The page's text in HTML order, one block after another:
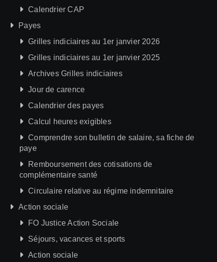
Calendrier CAP
Payes
Grilles indiciaires au 1er janvier 2026
Grilles indiciaires au 1er janvier 2025
Archives Grilles indiciaires
Jour de carence
Calendrier des payes
Calcul heures exigibles
Comprendre son bulletin de salaire, sa fiche de
paye
Remboursement des cotisations de
complémentaire santé
Circulaire relative au régime indemnitaire
Action sociale
FO Justice Action Sociale
Séjours, vacances et sports
Action sociale